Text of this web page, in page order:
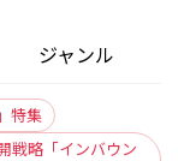
ジャンル
特集
戦略「インバウン